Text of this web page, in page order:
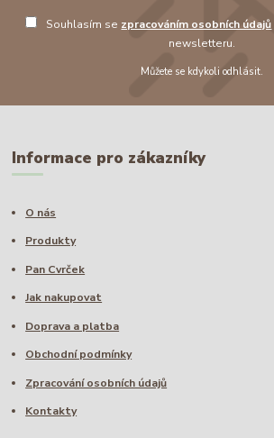
Souhlasím se zpracováním osobních údajů
newsletteru.
Můžete se kdykoli odhlásit.
Informace pro zákazníky
O nás
Produkty
Pan Cvrček
Jak nakupovat
Doprava a platba
Obchodní podmínky
Zpracování osobních údajů
Kontakty